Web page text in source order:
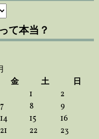
て本当？
金 土
日
1
2
7 8
9
14 15
16
21 22
23